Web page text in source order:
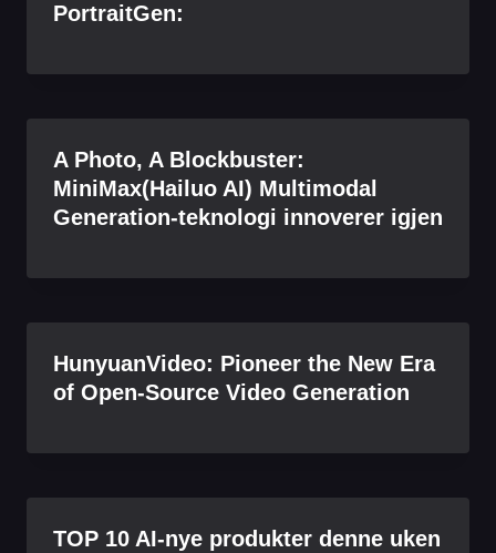
PortraitGen:
A Photo, A Blockbuster:
MiniMax(Hailuo AI) Multimodal
Generation-teknologi innoverer igjen
HunyuanVideo: Pioneer the New Era
of Open-Source Video Generation
TOP 10 AI-nye produkter denne uken